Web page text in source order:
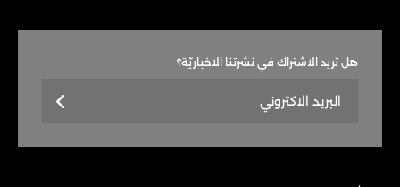
هل تريد الاشتراك في نشرتنا الاخباريّة؟